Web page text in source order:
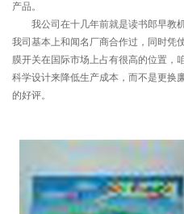
产品。
我公司在十几年前就是读书郎早教机
我司基本上和闻名厂商合作过，同时凭
膜开关在国际市场上占有很高的位置，
科学设计来降低生产成本，而不是更换
的好评。